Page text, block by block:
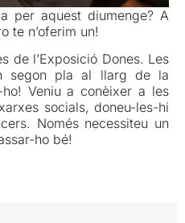
per aquest diumenge? A
te n’oferim un!
de l’Exposició Dones. Les
segon pla al llarg de la
Veniu a conèixer a les
socials, doneu-les-hi
Només necessiteu un
ho bé!